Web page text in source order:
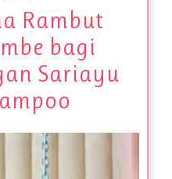
Rambut
bagi
Sariayu